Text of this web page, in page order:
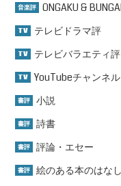
音楽評 ONGAKU &
TV テレビドラマ評
TV テレビバラエティ評
TV YouTubeチャンネ
書評 小説
書評 詩書
書評 評論・エセー
書評 絵のある本のはなし